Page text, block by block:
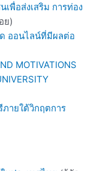
พื่อส่งเสริม การท่อง
ย)
ออนไลน์ที่มีผลต่อ
MOTIVATIONS
ายใต้วิกฤตการ